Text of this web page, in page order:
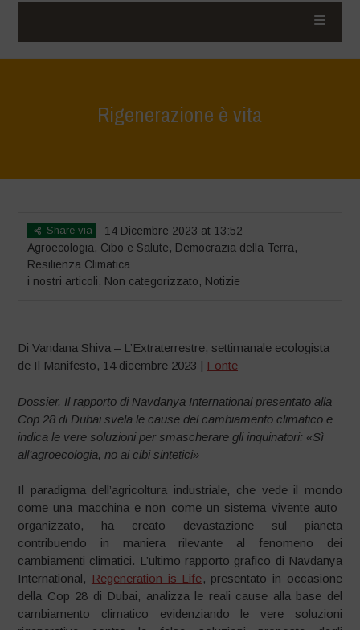
Rigenerazione è vita
Share via
14 Dicembre 2023 at 13:52
Agroecologia, Cibo e Salute, Democrazia della Terra,
Resilienza Climatica
i nostri articoli, Non categorizzato, Notizie
Di Vandana Shiva – L’Extraterrestre, settimanale ecologista
de Il Manifesto, 14 dicembre 2023 | Fonte
Dossier. Il rapporto di Navdanya International presentato alla
Cop 28 di Dubai svela le cause del cambiamento climatico e
indica le vere soluzioni per smascherare gli inquinatori: «Sì
all’agroecologia, no ai cibi sintetici»
Il paradigma dell’agricoltura industriale, che vede il mondo
come una macchina e non come un sistema vivente auto-
organizzato, ha creato devastazione sul pianeta
contribuendo in maniera rilevante al fenomeno dei
cambiamenti climatici. L’ultimo rapporto grafico di Navdanya
International, Regeneration is Life, presentato in occasione
della Cop 28 di Dubai, analizza le reali cause alla base del
cambiamento climatico evidenziando le vere soluzioni